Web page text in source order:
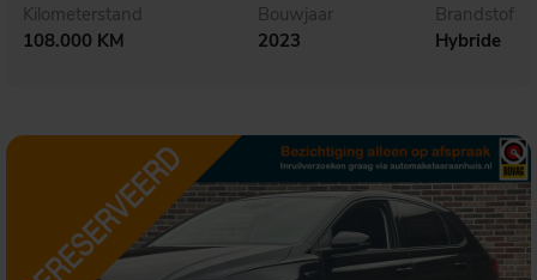
Kilometerstand
108.000 KM
Bouwjaar
2023
Brandstof
Hybride